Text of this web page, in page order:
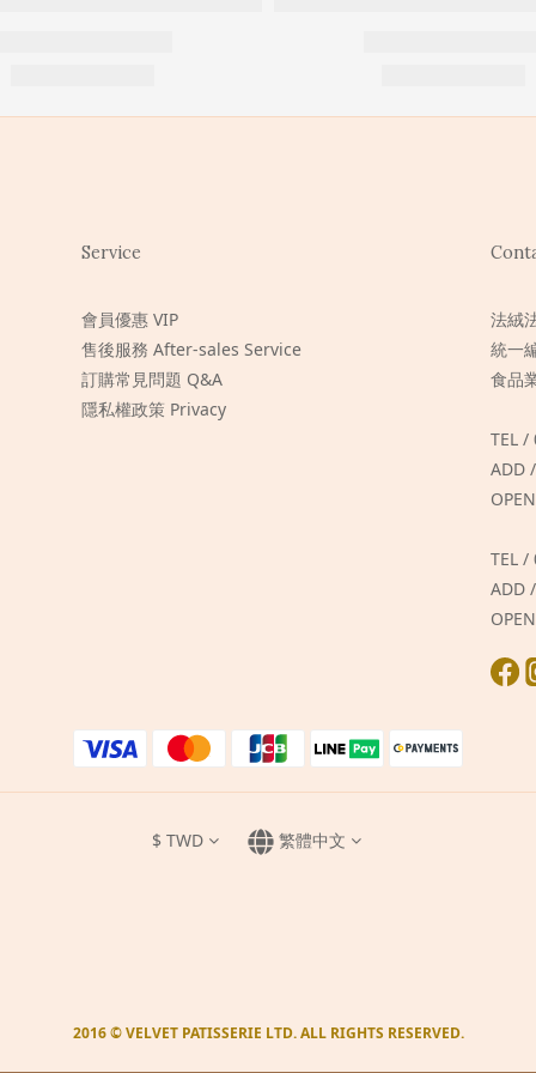
Service
會員優惠 VIP
售後服務 After-sales Service
訂購常見問題 Q&A
隱私權政策 Privacy
法絨
統一
食品
TEL /
ADD
TEL /
ADD
$ TWD 繁體中文
2016 © VELVET PATISSERIE LTD. ALL RIGHTS RESERVED.